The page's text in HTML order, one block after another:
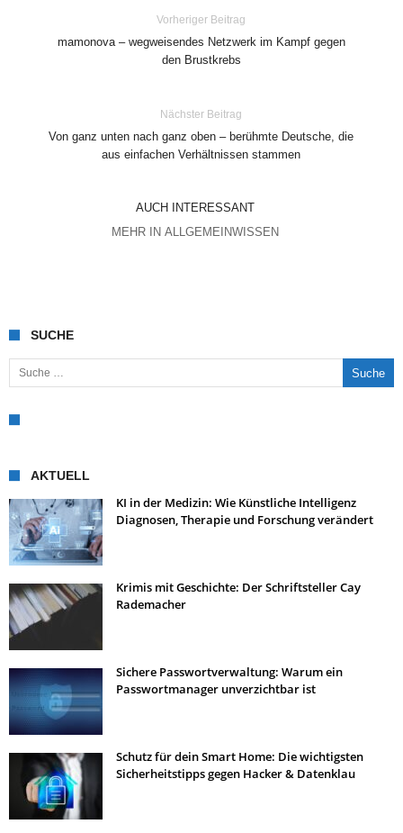
Vorheriger Beitrag
mamonova – wegweisendes Netzwerk im Kampf gegen
den Brustkrebs
Nächster Beitrag
Von ganz unten nach ganz oben – berühmte Deutsche, die
aus einfachen Verhältnissen stammen
AUCH INTERESSANT
MEHR IN ALLGEMEINWISSEN
SUCHE
Suche nach:
AKTUELL
KI in der Medizin: Wie Künstliche Intelligenz
Diagnosen, Therapie und Forschung verändert
Krimis mit Geschichte: Der Schriftsteller Cay
Rademacher
Sichere Passwortverwaltung: Warum ein
Passwortmanager unverzichtbar ist
Schutz für dein Smart Home: Die wichtigsten
Sicherheitstipps gegen Hacker & Datenklau